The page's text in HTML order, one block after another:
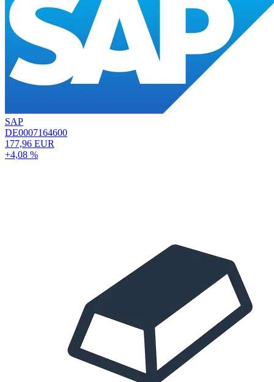
SAP
DE0007164600
177,96 EUR
+4,08 %